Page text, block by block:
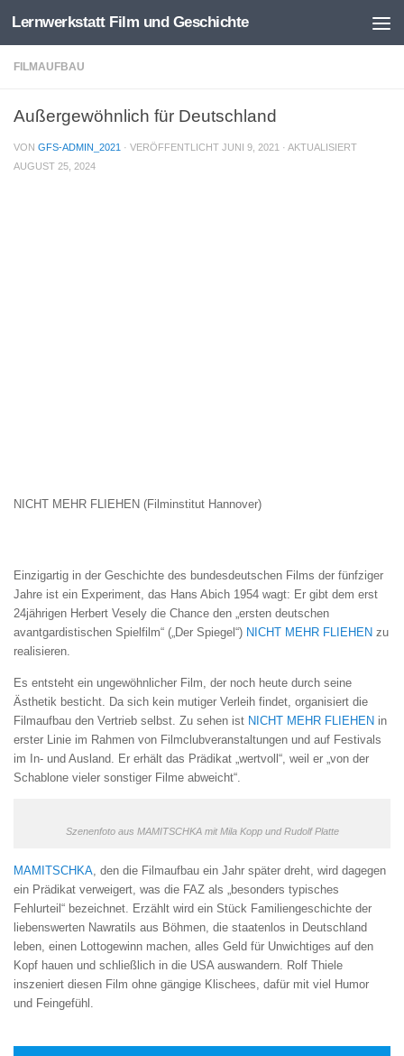
Zum Inhalt springen
Lernwerkstatt Film und Geschichte
FILMAUFBAU
Außergewöhnlich für Deutschland
VON GFS-ADMIN_2021 · VERÖFFENTLICHT JUNI 9, 2021 · AKTUALISIERT
AUGUST 25, 2024
NICHT MEHR FLIEHEN (Filminstitut Hannover)
Einzigartig in der Geschichte des bundesdeutschen Films der fünfziger
Jahre ist ein Experiment, das Hans Abich 1954 wagt: Er gibt dem erst
24jährigen Herbert Vesely die Chance den „ersten deutschen
avantgardistischen Spielfilm“ („Der Spiegel“) NICHT MEHR FLIEHEN zu
realisieren.
Es entsteht ein ungewöhnlicher Film, der noch heute durch seine
Ästhetik besticht. Da sich kein mutiger Verleih findet, organisiert die
Filmaufbau den Vertrieb selbst. Zu sehen ist NICHT MEHR FLIEHEN in
erster Linie im Rahmen von Filmclubveranstaltungen und auf Festivals
im In- und Ausland. Er erhält das Prädikat „wertvoll“, weil er „von der
Schablone vieler sonstiger Filme abweicht“.
Szenenfoto aus MAMITSCHKA mit Mila Kopp und Rudolf Platte
MAMITSCHKA , den die Filmaufbau ein Jahr später dreht, wird dagegen
ein Prädikat verweigert, was die FAZ als „besonders typisches
Fehlurteil“ bezeichnet. Erzählt wird ein Stück Familiengeschichte der
liebenswerten Nawratils aus Böhmen, die staatenlos in Deutschland
leben, einen Lottogewinn machen, alles Geld für Unwichtiges auf den
Kopf hauen und schließlich in die USA auswandern. Rolf Thiele
inszeniert diesen Film ohne gängige Klischees, dafür mit viel Humor
und Feingefühl.